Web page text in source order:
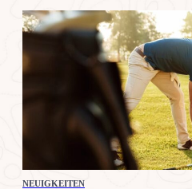
NEUIGKEITEN